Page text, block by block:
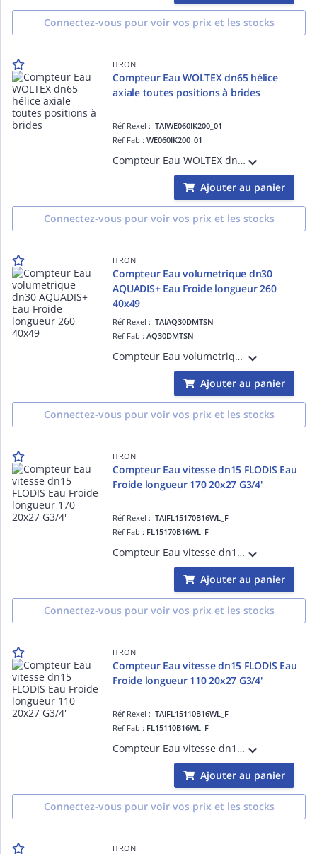
Connectez-vous pour voir vos prix et les stocks
ITRON
Compteur Eau WOLTEX dn65 hélice
axiale toutes positions à brides
Réf Rexel :TAIWE060IK200_01
Réf Fab :WE060IK200_01
Compteur Eau WOLTEX dn65 hélice axiale toutes positions à brides Longueur 200 R100- Totalisateur Verre métal Compatible avec Emetteurs Cyble
Ajouter au panier
Connectez-vous pour voir vos prix et les stocks
ITRON
Compteur Eau volumetrique dn30
AQUADIS+ Eau Froide longueur 260
40x49
Réf Rexel :TAIAQ30DMTSN
Réf Fab :AQ30DMTSN
Compteur Eau volumetrique dn30 AQUADIS+ Eau Froide longueur 260 40x49-Débit de démarrage 11L/h R160-Totalisateur TSN compatible avec Emetteurs Cyble
Ajouter au panier
Connectez-vous pour voir vos prix et les stocks
ITRON
Compteur Eau vitesse dn15 FLODIS Eau
Froide longueur 170 20x27 G3/4'
Réf Rexel :TAIFL15170B16WL_F
Réf Fab : FL15170B16WL_F
Compteur Eau vitesse dn15 FLODIS Eau Froide longueur 170 20x27 G3/4'-Débit de démarrage 5L/h R160-Totalisateur TSN compatible avec Emetteurs Cyble
Ajouter au panier
Connectez-vous pour voir vos prix et les stocks
ITRON
Compteur Eau vitesse dn15 FLODIS Eau
Froide longueur 110 20x27 G3/4'
Réf Rexel :TAIFL15110B16WL_F
Réf Fab : FL15110B16WL_F
Compteur Eau vitesse dn15 FLODIS Eau Froide longueur 110 20x27 G3/4'-Débit de démarrage 5L/h R160-Totalisateur TSN compatible avec Emetteurs Cyble
Ajouter au panier
Connectez-vous pour voir vos prix et les stocks
ITRON